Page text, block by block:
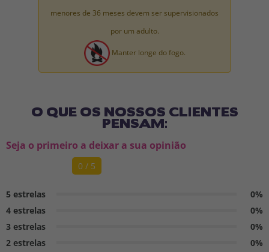
menores de 36 meses devem ser supervisionados
por um adulto.
Manter longe do fogo.
O QUE OS NOSSOS CLIENTES
PENSAM:
Seja o primeiro a deixar a sua opinião
0 / 5
5 estrelas
0%
4 estrelas
0%
3 estrelas
0%
2 estrelas
0%